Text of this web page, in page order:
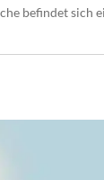
befindet sich